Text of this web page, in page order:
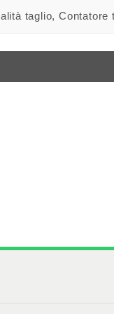
taglio, Contatore